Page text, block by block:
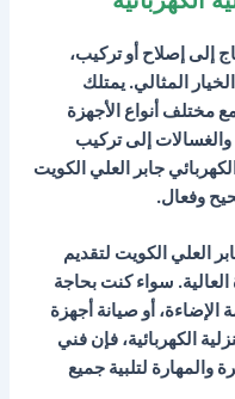
إلى إصلاح أو تركيب،
المثالي. يمتلك
مختلف أنواع الأجهزة
والغسالات إلى تركيب
جابر العلي الكويت
وفعال.
العلي الكويت لتقديم
سواء كنت بحاجة
الإضاءة، أو صيانة أجهزة
الكهربائية، فإن فني
والمهارة لتلبية جميع